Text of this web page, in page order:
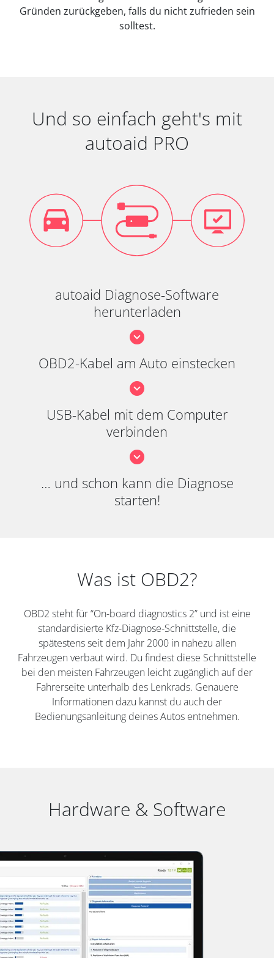
Gründen zurückgeben, falls du nicht zufrieden sein
solltest.
Und so einfach geht's mit
autoaid PRO
autoaid Diagnose-Software
herunterladen
OBD2-Kabel am Auto einstecken
USB-Kabel mit dem Computer
verbinden
… und schon kann die Diagnose
starten!
Was ist OBD2?
OBD2 steht für “On-board diagnostics 2” und ist eine
standardisierte Kfz-Diagnose-Schnittstelle, die
spätestens seit dem Jahr 2000 in nahezu allen
Fahrzeugen verbaut wird. Du findest diese Schnittstelle
bei den meisten Fahrzeugen leicht zugänglich auf der
Fahrerseite unterhalb des Lenkrads. Genauere
Informationen dazu kannst du auch der
Bedienungsanleitung deines Autos entnehmen.
Hardware & Software